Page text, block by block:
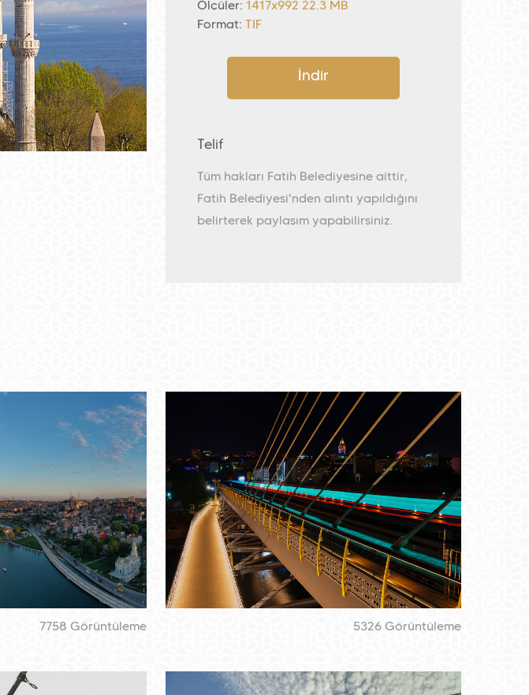
Ölçüler:1417x992 22.3 MB
Format:
TIF
İndir
Telif
Tüm hakları Fatih Belediyesine aittir,
Fatih Belediyesi'nden alıntı yapıldığını
belirterek paylaşım yapabilirsiniz.
7758 Görüntüleme 5326 Görüntüleme